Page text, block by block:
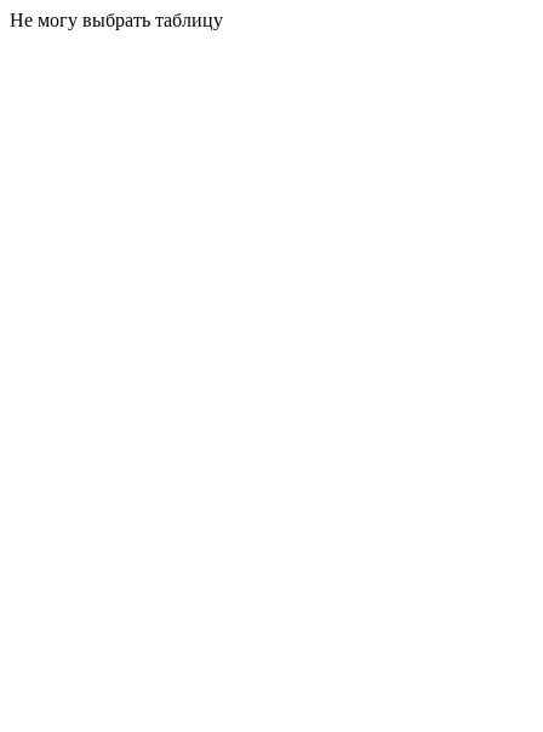
Не могу выбрать таблицу